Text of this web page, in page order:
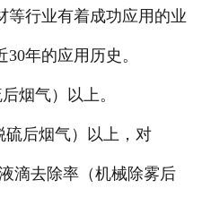
等行业有着成功应用的业
年的应用历史。
烟气）以上。
硫后烟气）以上，对
滴去除率（机械除雾后